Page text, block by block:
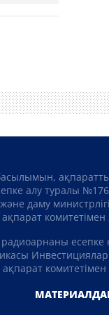
алу туралы
даму
ақпарат
есепке